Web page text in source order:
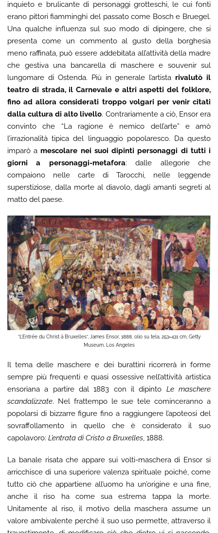
inquieto e brulicante di personaggi grotteschi, le cui fonti
erano pittori fiamminghi del passato come Bosch e Bruegel.
Una qualche influenza sul suo modo di dipingere, che si
presenta come un commento al gusto della borghesia
meno raffinata, può essere addebitata all’attività della madre
che gestiva una bancarella di maschere e souvenir sul
lungomare di Ostenda. Più in generale l’artista rivalutò il
teatro di strada, il Carnevale e altri aspetti del folklore,
fino ad allora considerati troppo volgari per venir citati
dalla cultura di alto livello. Contrariamente a ciò, Ensor era
convinto che “La ragione è nemico dell’arte” e amò
l’irrazionalità tipica del linguaggio popolaresco. Da questo
imparò a mescolare nei suoi dipinti personaggi di tutti i
giorni a personaggi-metafora: dalle allegorie che
compaiono nelle carte di Tarocchi, nelle leggende
superstiziose, dalla morte al diavolo, dagli amanti segreti al
matto del paese.
“L’Entrée du Christ à Bruxelles”, James Ensor, 1888, olio su tela, 253×431 cm, Getty
Museum, Los Angeles
Il tema delle maschere e dei burattini ricorrerà in forme
sempre più frequenti e quasi ossessive nell’attività artistica
ensoriana a partire dal 1883 con il dipinto Le maschere
scandalizzate. Nel frattempo le sue tele cominceranno a
popolarsi di bizzarre figure fino a raggiungere l’apoteosi del
sovraffollamento in quello che è considerato il suo
capolavoro: L’entrata di Cristo a Bruxelles, 1888.
La banale risata che appare sui volti-maschera di Ensor si
arricchisce di una superiore valenza spirituale poiché, come
tutto ciò che appartiene all’uomo ha un’origine e una fine,
anche il riso ha come sua estrema tappa la morte.
Unitamente al riso, il motivo della maschera assume un
valore ambivalente perché il suo uso permette, attraverso il